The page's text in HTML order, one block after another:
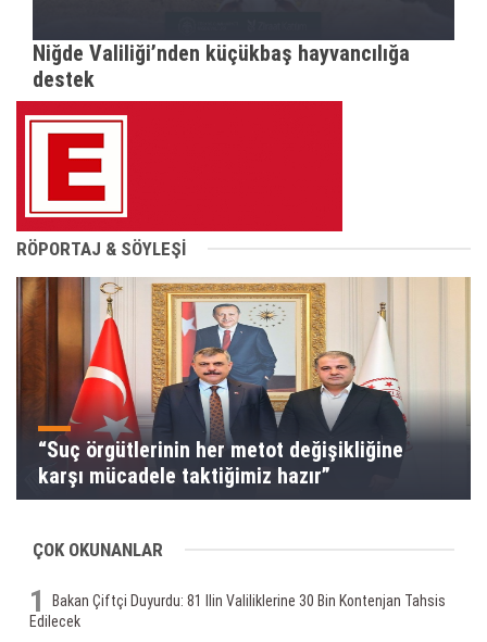
Niğde Valiliği’nden küçükbaş hayvancılığa
destek
RÖPORTAJ & SÖYLEŞİ
“Suç örgütlerinin her metot değişikliğine
karşı mücadele taktiğimiz hazır”
ÇOK OKUNANLAR
1
Bakan Çiftçi Duyurdu: 81 Ilin Valiliklerine 30 Bin Kontenjan Tahsis
Edilecek